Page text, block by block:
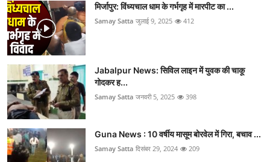
मिर्जापुर: विंध्यचाल धाम के गर्भगृह में मारपीट का ...
Samay Satta जुलाई 9, 2025 412
Jabalpur News: सिविल लाइन में युवक की चाकू
गोदकर ह...
Samay Satta जनवरी 5, 2025 398
Guna News : 10 वर्षीय मासूम बोरवेल में गिरा, बचाव ...
Samay Satta दिसंबर 29, 2024 209